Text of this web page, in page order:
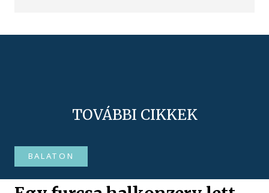
TOVÁBBI CIKKEK
BALATON